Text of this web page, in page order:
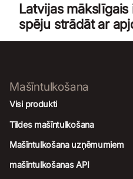
Latvijas
spēju strādāt ar
Mašīntulkošana
Visi produkti
Tildes mašīntulkošana
Mašīntulkošana uzņēmumiem
mašīntulkošanas API